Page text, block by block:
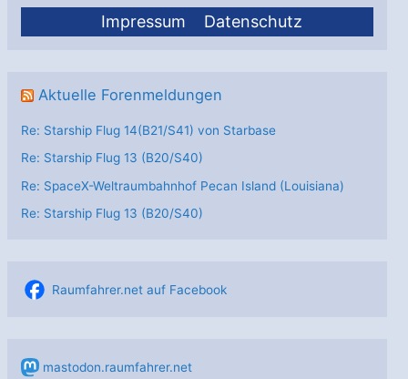
Impressum Datenschutz
Aktuelle Forenmeldungen
Re: Starship Flug 14(B21/S41) von Starbase
Re: Starship Flug 13 (B20/S40)
Re: SpaceX-Weltraumbahnhof Pecan Island (Louisiana)
Re: Starship Flug 13 (B20/S40)
Raumfahrer.net auf Facebook
mastodon.raumfahrer.net